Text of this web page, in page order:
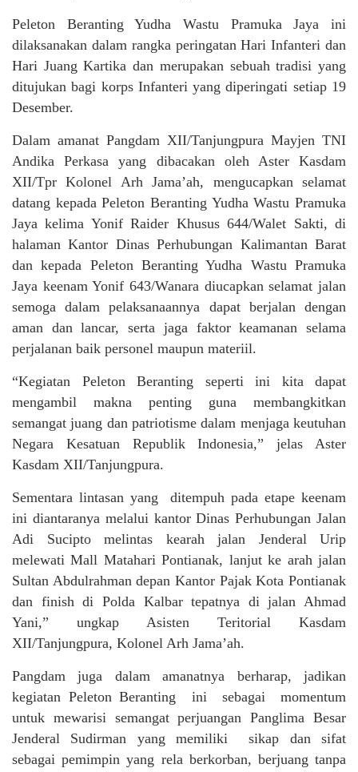
Peleton Beranting Yudha Wastu Pramuka Jaya ini
dilaksanakan dalam rangka peringatan Hari Infanteri dan
Hari Juang Kartika dan merupakan sebuah tradisi yang
ditujukan bagi korps Infanteri yang diperingati setiap 19
Desember.
Dalam amanat Pangdam XII/Tanjungpura Mayjen TNI
Andika Perkasa yang dibacakan oleh Aster Kasdam
XII/Tpr Kolonel Arh Jama’ah, mengucapkan selamat
datang kepada Peleton Beranting Yudha Wastu Pramuka
Jaya kelima Yonif Raider Khusus 644/Walet Sakti, di
halaman Kantor Dinas Perhubungan Kalimantan Barat
dan kepada Peleton Beranting Yudha Wastu Pramuka
Jaya keenam Yonif 643/Wanara diucapkan selamat jalan
semoga dalam pelaksanaannya dapat berjalan dengan
aman dan lancar, serta jaga faktor keamanan selama
perjalanan baik personel maupun materiil.
“Kegiatan Peleton Beranting seperti ini kita dapat
mengambil makna penting guna membangkitkan
semangat juang dan patriotisme dalam menjaga keutuhan
Negara Kesatuan Republik Indonesia,” jelas Aster
Kasdam XII/Tanjungpura.
Sementara lintasan yang ditempuh pada etape keenam
ini diantaranya melalui kantor Dinas Perhubungan Jalan
Adi Sucipto melintas kearah jalan Jenderal Urip
melewati Mall Matahari Pontianak, lanjut ke arah jalan
Sultan Abdulrahman depan Kantor Pajak Kota Pontianak
dan finish di Polda Kalbar tepatnya di jalan Ahmad
Yani,” ungkap Asisten Teritorial Kasdam
XII/Tanjungpura, Kolonel Arh Jama’ah.
Pangdam juga dalam amanatnya berharap, jadikan
kegiatan Peleton Beranting ini sebagai momentum
untuk mewarisi semangat perjuangan Panglima Besar
Jenderal Sudirman yang memiliki sikap dan sifat
sebagai pemimpin yang rela berkorban, berjuang tanpa